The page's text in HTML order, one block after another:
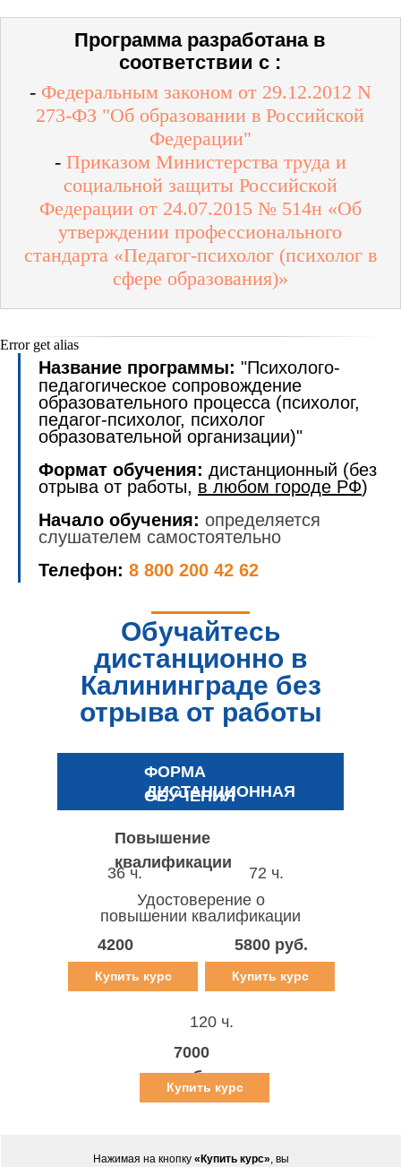
Программа разработана в
соответствии с :
- Федеральным законом от 29.12.2012 N
273-ФЗ "Об образовании в Российской
Федерации"
- Приказом Министерства труда и
социальной защиты Российской
Федерации от 24.07.2015 № 514н «Об
утверждении профессионального
стандарта «Педагог-психолог (психолог в
сфере образования)»
Error get alias
Название программы: "Психолого-
педагогическое сопровождение
образовательного процесса (психолог,
педагог-психолог, психолог
образовательной организации)"
Формат обучения: дистанционный (без
отрыва от работы, в любом городе РФ)
Начало обучения: определяется
слушателем самостоятельно
Телефон: 8 800 200 42 62
Обучайтесь
дистанционно в
Калининграде без
отрыва от работы
ФОРМА
ОБУЧЕНИЯ
ДИСТАНЦИОННАЯ
Повышение
квалификации
36 ч. 72 ч.
4200
руб.
5800 руб.
Удостоверение о
повышении квалификации
120 ч.
7000
руб.
Купить курс Купить курс
Купить курс
Нажимая на кнопку «Купить курс», вы